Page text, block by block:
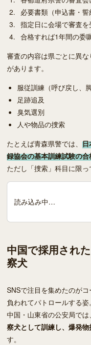
必要書類（申込書・
指定日に会場で審査を
合格すれば1年間の委
審査の内容は県ごとに異
があります。
服従訓練（呼び戻し、
足跡追及
臭気選別
人や物品の捜索
たとえば青森県警では、 日
録協会の基本訓練試験の合
ただし「捜索」科目に限っ
読み込み中…
中国で採用され
察犬
SNSで注目を集めたのが
負われてパトロールする姿。
中国・山東省の公安局では、
察犬として訓練し、爆発
す。